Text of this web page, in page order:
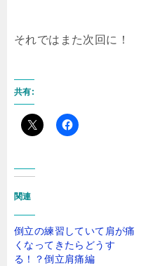
それではまた次回に！
共有:
関連
倒立の練習していて肩が痛
くなってきたらどうす
る！？倒立肩痛編